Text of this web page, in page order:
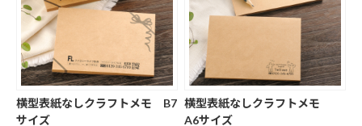
横型表紙なしクラフトメモ B7
サイズ
横型表紙なしクラフトメモ
A6サイズ